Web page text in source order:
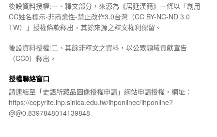
後設資料授權:一、釋文部分，來源為《居延漢簡》一條以「創用
CC姓名標示-非商業性-禁止改作3.0台灣（CC BY-NC-ND 3.0
TW）」授權條款釋出，其餘來源之釋文權利保留。
後設資料授權:二、其餘非釋文之資料，以公眾領域貢獻宣告
（CC0）釋出。
授權聯絡窗口
請連結至「史語所藏品圖像授權申請」網站申請授權，網址：
https://copyrite.ihp.sinica.edu.tw/ihponlinec/ihponline?
@@0.8397848014139848